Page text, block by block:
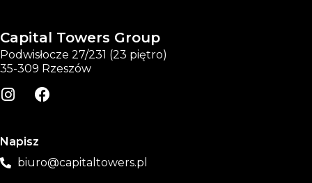
Capital Towers Group
Podwisłocze 27/231 (23 piętro)
35-309 Rzeszów
Napisz
biuro@capitaltowers.pl